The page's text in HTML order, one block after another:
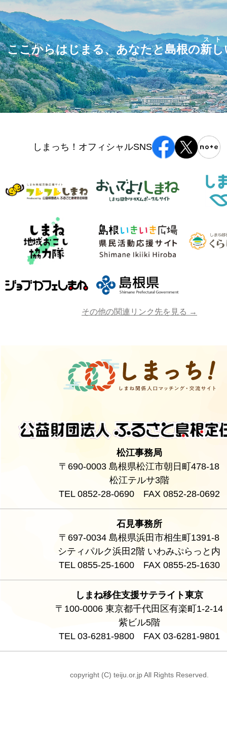
ここからはじまる、あなたと島根の新し
スト
しまっち！オフィシャルSNS
その他の関連リンク先を見る →
松江事務局
〒690-0003 島根県松江市朝日町478-18
松江テルサ3階
TEL 0852-28-0690 FAX 0852-28-0692
石見事務所
〒697-0034 島根県浜田市相生町1391-8
シティパルク浜田2階 いわみぷらっと内
TEL 0855-25-1600 FAX 0855-25-1630
しまね移住支援サテライト東京
〒100-0006 東京都千代田区有楽町1-2-14
紫ビル5階
TEL 03-6281-9800 FAX 03-6281-9801
copyright (C) teiju.or.jp All Rights Reserved.